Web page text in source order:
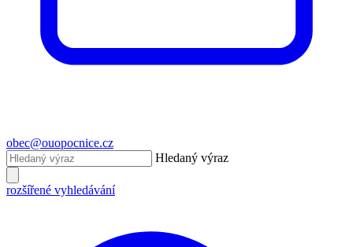
obec@ouopocnice.cz
Hledaný výraz
rozšířené vyhledávání